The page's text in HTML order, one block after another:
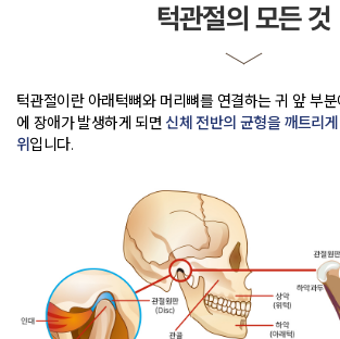
임플란트
무치악 임플란트
재수술 임플란트
뼈이식 임플란트
보험 임플란트
치아교정
개방교합 교정
과개교합 교정
주걱턱 교정
부분 교정
장치별 교정치료
일반진료
자연치아살리기
보철치료
턱관절의 모든 것
턱관절이란 아래턱뼈와 머리뼈를 연결하는 귀 앞 부
에 장애가 발생하게 되면 신체 전반의 균형을 깨트리
위입니다.